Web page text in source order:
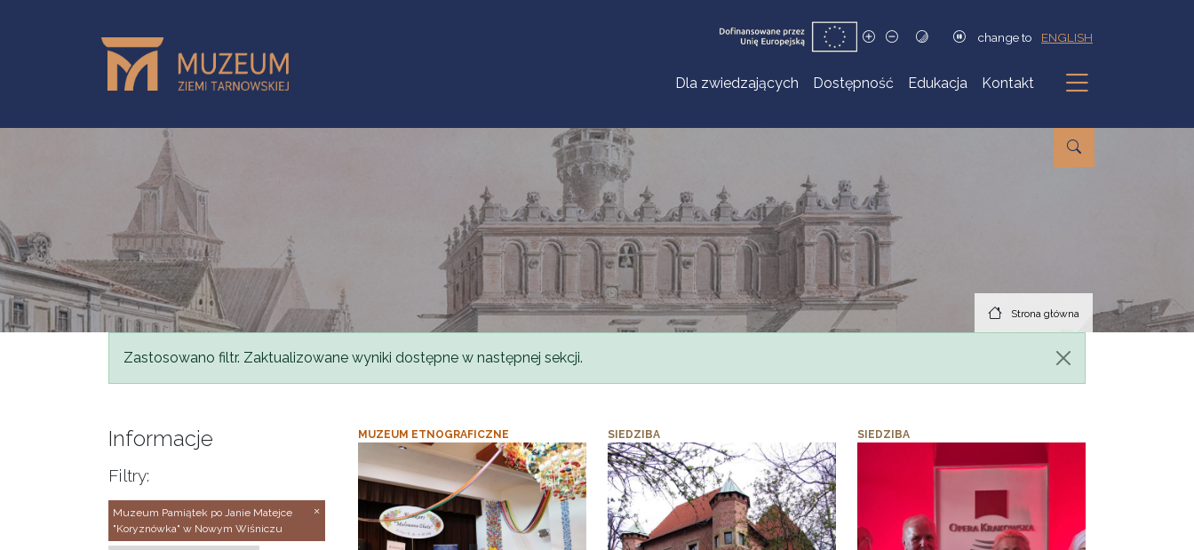
change to ENGLISH
Dla zwiedzających Dostępność Edukacja Kontakt
Podmenu
Strona główna
Komunikat
Zastosowano filtr. Zaktualizowane wyniki dostępne w następnej sekcji.
Informacje
Filtry:
Muzeum Pamiątek po Janie Matejce
"Koryznówka" w Nowym Wiśniczu
MUZEUM ETNOGRAFICZNE SIEDZIBA SIEDZIBA